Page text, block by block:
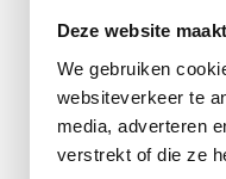
Deze website
We gebruiken
websiteverkeer te
media, adverteren
verstrekt of die ze